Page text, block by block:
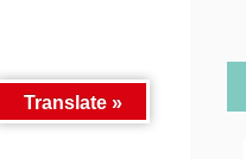
Translate »